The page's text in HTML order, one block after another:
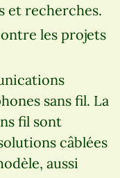
et recherches.
les projets
sans fil. La
fil sont
câblées
aussi